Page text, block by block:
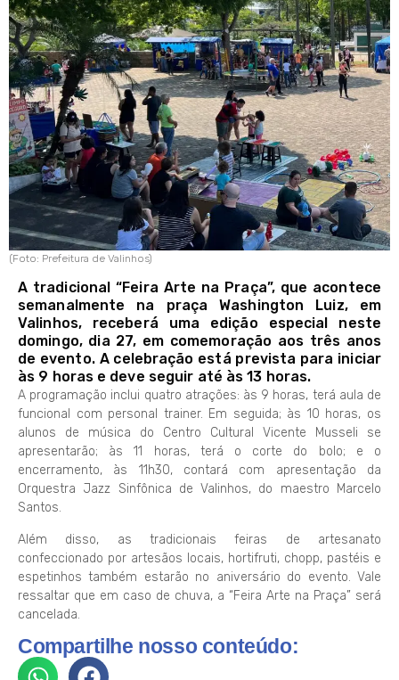
(Foto: Prefeitura de Valinhos)
A tradicional “Feira Arte na Praça”, que acontece
semanalmente na praça Washington Luiz, em
Valinhos, receberá uma edição especial neste
domingo, dia 27, em comemoração aos três anos
de evento. A celebração está prevista para iniciar
às 9 horas e deve seguir até às 13 horas.
A programação inclui quatro atrações: às 9 horas, terá aula de
funcional com personal trainer. Em seguida; às 10 horas, os
alunos de música do Centro Cultural Vicente Musseli se
apresentarão; às 11 horas, terá o corte do bolo; e o
encerramento, às 11h30, contará com apresentação da
Orquestra Jazz Sinfônica de Valinhos, do maestro Marcelo
Santos.
Além disso, as tradicionais feiras de artesanato
confeccionado por artesãos locais, hortifruti, chopp, pastéis e
espetinhos também estarão no aniversário do evento. Vale
ressaltar que em caso de chuva, a “Feira Arte na Praça” será
cancelada.
Compartilhe nosso conteúdo: